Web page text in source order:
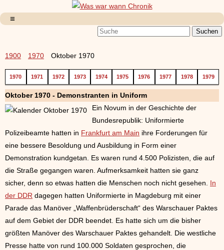
1900 1970 Oktober 1970
1970 1971 1972 1973 1974 1975 1976 1977 1978 1979
Oktober 1970 - Demonstranten in Uniform
Ein Novum in der Geschichte der
Bundesrepublik: Uniformierte
Polizeibeamte hatten in Frankfurt am Main ihre Forderungen für
eine bessere Besoldung und Ausbildung in Form einer
Demonstration kundgetan. Es waren rund 4.500 Polizisten, die auf
die Straße gegangen waren. Aufmerksamkeit hatten sie ganz
sicher, denn so etwas hatten die Menschen noch nicht gesehen. In
der DDR dagegen hatten Uniformierte in Magdeburg mit einer
Parade das Manöver „Waffenbrüderschaft“ des Warschauer Paktes
auf dem Gebiet der DDR beendet. Es hatte sich um die bisher
größten Manöver des Warschauer Paktes gehandelt. Die westliche
Presse hatte von rund 100.000 Soldaten gesprochen, die